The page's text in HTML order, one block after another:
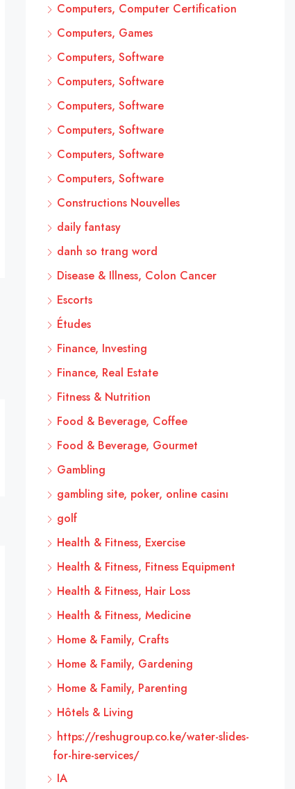
Computers, Computer Certification
Computers, Games
Computers, Software
Computers, Software
Computers, Software
Computers, Software
Computers, Software
Computers, Software
Constructions Nouvelles
daily fantasy
danh so trang word
Disease & Illness, Colon Cancer
Escorts
Études
Finance, Investing
Finance, Real Estate
Fitness & Nutrition
Food & Beverage, Coffee
Food & Beverage, Gourmet
Gambling
gambling site, poker, online casinı
golf
Health & Fitness, Exercise
Health & Fitness, Fitness Equipment
Health & Fitness, Hair Loss
Health & Fitness, Medicine
Home & Family, Crafts
Home & Family, Gardening
Home & Family, Parenting
Hôtels & Living
https://reshugroup.co.ke/water-slides-
for-hire-services/
IA